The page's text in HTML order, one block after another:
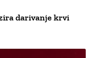
darivanje krvi